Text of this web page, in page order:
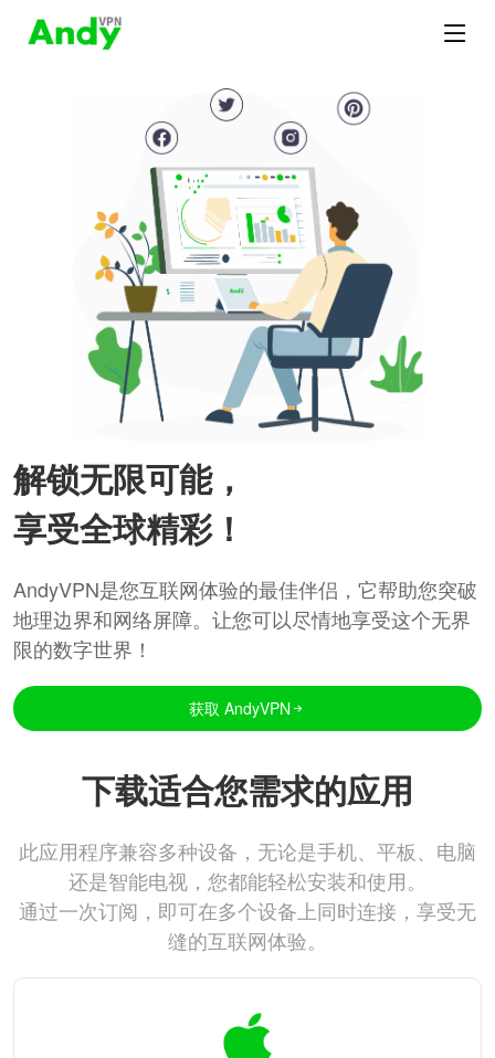
解锁无限可能，
享受全球精彩！
AndyVPN是您互联网体验的最佳伴侣，它帮助您突破
地理边界和网络屏障。让您可以尽情地享受这个无界
限的数字世界！
获取 AndyVPN
下载适合您需求的应用
此应用程序兼容多种设备，无论是手机、平板、电脑
还是智能电视，您都能轻松安装和使用。
通过一次订阅，即可在多个设备上同时连接，享受无
缝的互联网体验。